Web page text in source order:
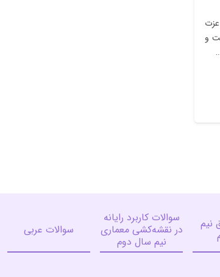
و
نیم
سوالات کاربرد رایانه
در نقشه‌کشی معماری
نیم سال دوم
سوالات عربی